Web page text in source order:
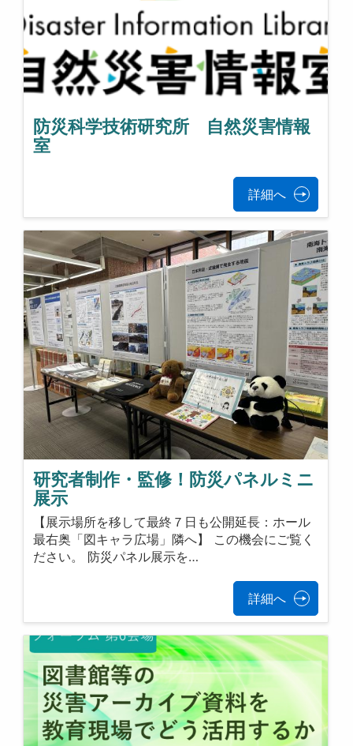
防災科学技術研究所 自然災害情報
室
詳細へ
研究者制作・監修！防災パネルミニ
展示
【展示場所を移して最終７日も公開延長：ホール
最右奥「図キャラ広場」隣へ】 この機会にご覧く
ださい。 防災パネル展示を…
詳細へ